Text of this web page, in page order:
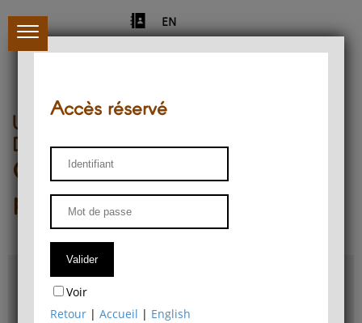
EN
Université de Liège
Département de philosophie
Centre de recherches
phénoménologiques
Accès & plans
Bibliothèque du Département de philosophie
Accès réservé
Voir
Retour |Accueil | English